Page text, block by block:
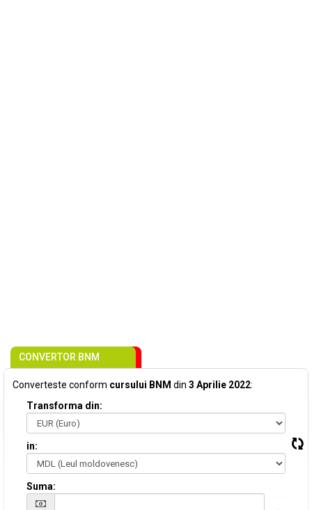
CONVERTOR BNM
Converteste conform cursului BNM din 3 Aprilie 2022:
Transforma din:
in:
Suma: